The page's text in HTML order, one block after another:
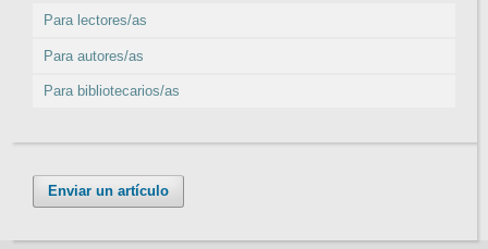
Para lectores/as
Para autores/as
Para bibliotecarios/as
Enviar un artículo